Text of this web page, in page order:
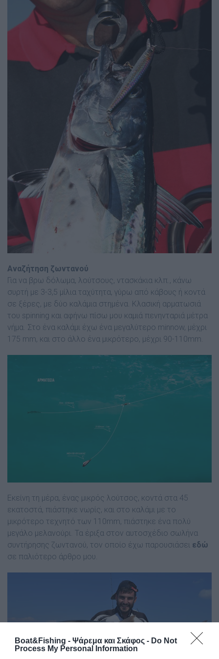
Boat&Fishing - Ψάρεμα και Σκάφος - Do Not
Process My Personal Information
Αναζήτηση ζωντανού
Για να βρω δόλωµα, λούτσους, ντασκάκια κλπ., κάνω
συρτή µε 3-3,5 µίλια ταχύτητα, γύρω από κάβους ή κοντά
σε ξέρες, µε δύο καλάµια στηµένα. Κλασική αρµατωσιά
του spinning και αφήνω πίσω µου καµιά πενηνταριά µέτρα
νήµα. Στο ένα καλάµι έχω ένα µεγαλύτερο minnow, µέχρι
175 mm, και στο άλλο ένα µικρότερο, µέχρι 90-110mm.
Εκείνη τη µέρα, ένας µικρός λούτσος, κοντά στα 45
εκατοστά, πιάστηκε νωρίς, και στο καλάµι µε το
µικρότερο τεχνητό των 110mm, πιάστηκε ένα πολύ
µεγάλο µελανούρι. Τα έριξα στον αυτοσχέδιο σωλήνα
συντήρησης ζωντανού, τον οποίο έχω παρουσιάσει εδώ
σε παλιότερο άρθρο µου.